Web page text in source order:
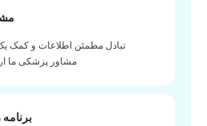
تبادل مطمئن اطلاعات و کمک
مشاور پزشکی ما